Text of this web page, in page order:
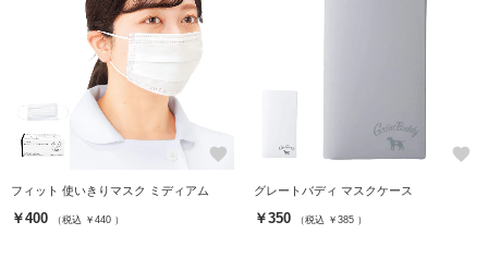
favorite
フィット 使いきりマスク ミディアム
￥400 （税込 ￥440 ）
favorite
グレートバディ マスクケース
￥350 （税込 ￥385 ）